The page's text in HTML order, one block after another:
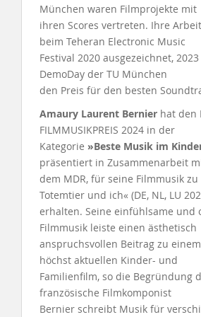
München waren Filmprojekte mit
ihren Scores vertreten. Ihre
beim Teheran Electronic Music
Festival 2020 ausgezeichnet,
DemoDay der TU München
den Preis für den besten
Amaury Laurent Bernier hat den
FILMMUSIKPREIS 2024 in der
Kategorie »Beste Musik im
präsentiert in Zusammenarbeit
dem MDR, für seine Filmmusik zu
Totemtier und ich« (DE, NL, LU
erhalten. Seine einfühlsame und
Filmmusik leiste einen ästhetisch
anspruchsvollen Beitrag zu
höchst aktuellen Kinder- und
Familienfilm, so die Begründung
französische Filmkomponist
Bernier schreibt Musik für